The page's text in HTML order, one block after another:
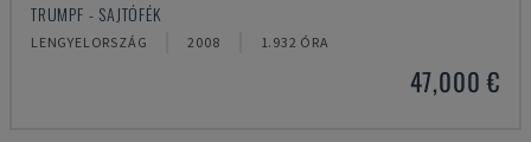
TRUMPF - SAJTÓFÉK
LENGYELORSZÁG 2008 1.932 ÓRA
47,000 €